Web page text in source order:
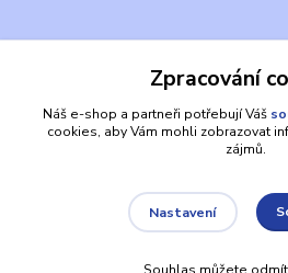
Upravit sběr
Prohlášení: provozovatel domény/
PRODEJHER.CZ s.r.o., která není
apod. jsou registrované ochranné
používány výlučně za účelem
Zpracování
Náš e-shop a partneři potřebují Váš
cookies, aby Vám mohli zobrazovat
zájmů.
Nastavení
Souhlas můžete